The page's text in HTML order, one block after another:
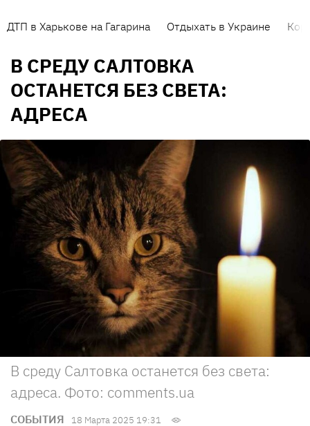
ДТП в Харькове на Гагарина Отдыхать в Украине
В СРЕДУ САЛТОВКА
ОСТАНЕТСЯ БЕЗ СВЕТА:
АДРЕСА
В среду Салтовка останется без света:
адреса. Фото: comments.ua
СОБЫТИЯ 18 Марта 2025 19:31